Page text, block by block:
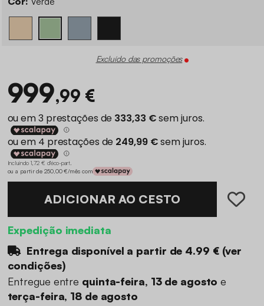
Excluído das promoções
999,99 €
Incluindo 1,72 € d'éco-part.
ou a partir de 250,00 €/mês com
ADICIONAR AO CESTO
Expedição imediata
Entrega disponível a partir de 4.99 €(ver
condições)
Entregue entre quinta-feira, 13 de agostoe
terça-feira, 18 de agosto